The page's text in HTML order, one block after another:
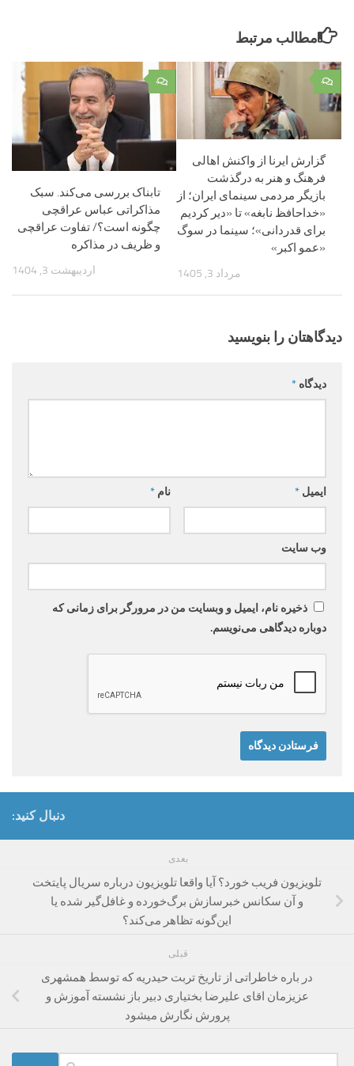
مطالب مرتبط
۰
تابناک بررسی می‌کند. سبک
مذاکراتی عباس عراقچی
چگونه است؟/ تفاوت عراقچی
و ظریف در مذاکره
اردیبهشت 3, 1404
۰
گزارش ایرنا از واکنش اهالی
فرهنگ و هنر به درگذشت
بازیگر مردمی سینمای ایران؛ از
«خداحافظ نابغه» تا «دیر کردیم
برای قدردانی»؛ سینما در سوگ
«عمو اکبر»
مرداد 3, 1405
دیدگاهتان را بنویسید
دیدگاه *
نام * ایمیل *
وب‌ سایت
ذخیره نام، ایمیل و وبسایت من در مرورگر برای زمانی که
دوباره دیدگاهی می‌نویسم.
دنبال کنید:
بعدی
تلویزیون فریب خورد؟ آیا واقعا تلویزیون درباره سریال پایتخت
و آن سکانس خبرسازش برگ‌خورده و غافل‌گیر شده یا
این‌گونه تظاهر می‌کند؟
قبلی
در باره خاطراتی از تاریخ تربت حیدریه که توسط همشهری
عزیزمان اقای علیرضا بختیاری دبیر باز نشسته آموزش و
پرورش نگارش میشود